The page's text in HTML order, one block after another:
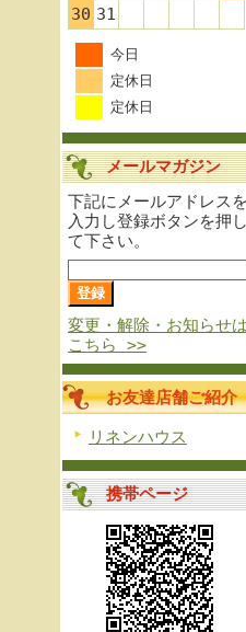
30 31
今日
定休日
定休日
メールマガジン
下記にメールアドレスを
入力し登録ボタンを押し
て下さい。
変更・解除・お知らせは
こちら >>
お友達店舗ご紹介
リネンハウス
携帯ページ